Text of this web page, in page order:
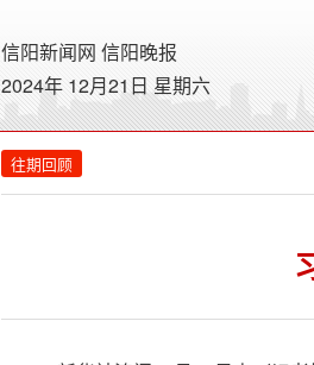
信阳新闻网 信阳晚报
2024年 12月21日 星期六
往期回顾